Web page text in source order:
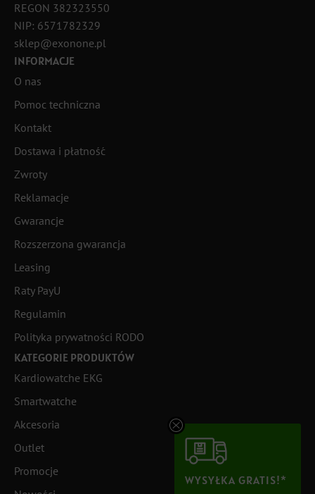
REGON 382323550
NIP: 6571782329
sklep@exonone.pl
INFORMACJE
O nas
Pomoc techniczna
Kontakt
Dostawa i płatność
Zwroty
Reklamacje
Gwarancje
Rozszerzona gwarancja
Leasing
Raty PayU
Regulamin
Polityka prywatności RODO
KATEGORIE PRODUKTÓW
Kardiowatche EKG
Smartwatche
Akcesoria
Outlet
Promocje
WYSYŁKA GRATIS!*